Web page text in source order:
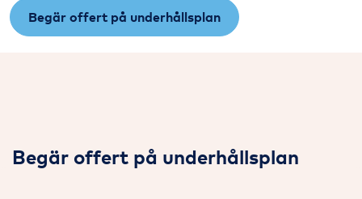
Begär offert på underhållsplan
Begär offert på underhållsplan